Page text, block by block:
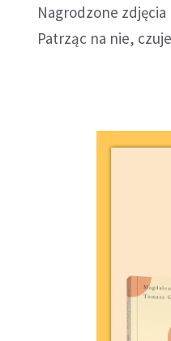
Nagrodzone
Patrząc na nie,